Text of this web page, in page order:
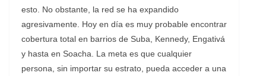
esto. No obstante, la red se ha expandido
agresivamente. Hoy en día es muy probable encontrar
cobertura total en barrios de Suba, Kennedy, Engativá
y hasta en Soacha. La meta es que cualquier
persona, sin importar su estrato, pueda acceder a una